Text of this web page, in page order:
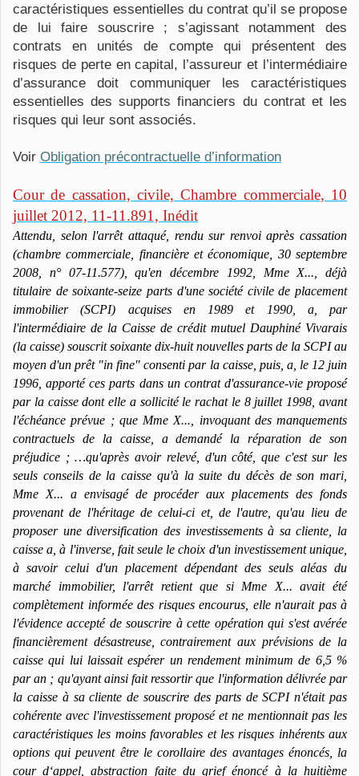
caractéristiques essentielles du contrat qu’il se propose
de lui faire souscrire ; s’agissant notamment des
contrats en unités de compte qui présentent des
risques de perte en capital, l’assureur et l’intermédiaire
d’assurance doit communiquer les caractéristiques
essentielles des supports financiers du contrat et les
risques qui leur sont associés.
Voir Obligation précontractuelle d’information
Cour de cassation, civile, Chambre commerciale, 10
juillet 2012, 11-11.891, Inédit
Attendu, selon l'arrêt attaqué, rendu sur renvoi après cassation
(chambre commerciale, financière et économique, 30 septembre
2008, n° 07-11.577), qu'en décembre 1992, Mme X..., déjà
titulaire de soixante-seize parts d'une société civile de placement
immobilier (SCPI) acquises en 1989 et 1990, a, par
l'intermédiaire de la Caisse de crédit mutuel Dauphiné Vivarais
(la caisse) souscrit soixante dix-huit nouvelles parts de la SCPI au
moyen d'un prêt "in fine" consenti par la caisse, puis, a, le 12 juin
1996, apporté ces parts dans un contrat d'assurance-vie proposé
par la caisse dont elle a sollicité le rachat le 8 juillet 1998, avant
l'échéance prévue ; que Mme X..., invoquant des manquements
contractuels de la caisse, a demandé la réparation de son
préjudice ; …qu'après avoir relevé, d'un côté, que c'est sur les
seuls conseils de la caisse qu'à la suite du décès de son mari,
Mme X... a envisagé de procéder aux placements des fonds
provenant de l'héritage de celui-ci et, de l'autre, qu'au lieu de
proposer une diversification des investissements à sa cliente, la
caisse a, à l'inverse, fait seule le choix d'un investissement unique,
à savoir celui d'un placement dépendant des seuls aléas du
marché immobilier, l'arrêt retient que si Mme X... avait été
complètement informée des risques encourus, elle n'aurait pas à
l'évidence accepté de souscrire à cette opération qui s'est avérée
financièrement désastreuse, contrairement aux prévisions de la
caisse qui lui laissait espérer un rendement minimum de 6,5 %
par an ; qu'ayant ainsi fait ressortir que l'information délivrée par
la caisse à sa cliente de souscrire des parts de SCPI n'était pas
cohérente avec l'investissement proposé et ne mentionnait pas les
caractéristiques les moins favorables et les risques inhérents aux
options qui peuvent être le corollaire des avantages énoncés, la
cour d‘appel, abstraction faite du grief énoncé à la huitième